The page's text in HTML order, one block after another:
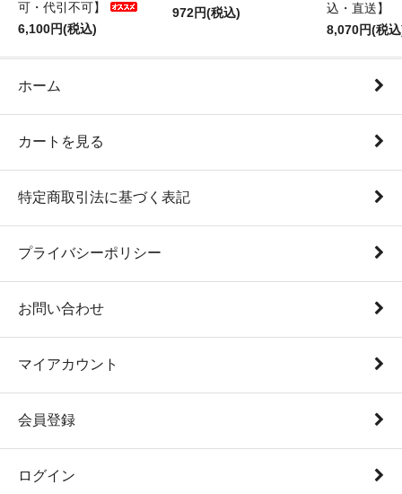
可・代引不可】
6,100円(税込)
972円(税込)
込・直送】
8,070円(税
ホーム
カートを見る
特定商取引法に基づく表記
プライバシーポリシー
お問い合わせ
マイアカウント
会員登録
ログイン